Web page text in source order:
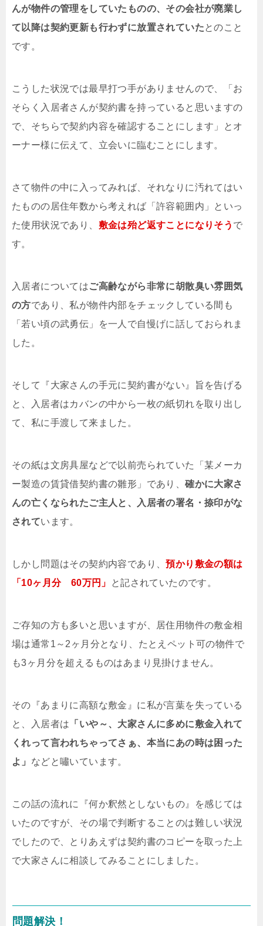
んが物件の管理をしていたものの、その会社が廃業し
て以降は契約更新も行わずに放置されていたとのこと
です。
こうした状況では最早打つ手がありませんので、「お
そらく入居者さんが契約書を持っていると思いますの
で、そちらで契約内容を確認することにします」とオ
ーナー様に伝えて、立会いに臨むことにします。
さて物件の中に入ってみれば、それなりに汚れてはい
たものの居住年数から考えれば「許容範囲内」といっ
た使用状況であり、 敷金は殆ど返すことになりそう で
す。
入居者についてはご高齢ながら非常に胡散臭い雰囲気
の方であり、私が物件内部をチェックしている間も
「若い頃の武勇伝」を一人で自慢げに話しておられま
した。
そして『大家さんの手元に契約書がない』旨を告げる
と、入居者はカバンの中から一枚の紙切れを取り出し
て、私に手渡して来ました。
その紙は文房具屋などで以前売られていた「某メーカ
ー製造の賃貸借契約書の雛形」であり、確かに大家さ
んの亡くなられたご主人と、入居者の署名・捺印がな
されています。
しかし問題はその契約内容であり、預かり敷金の額は
「10ヶ月分 60万円」
と記されていたのです。
ご存知の方も多いと思いますが、居住用物件の敷金相
場は通常1～2ヶ月分となり、たとえペット可の物件で
も3ヶ月分を超えるものはあまり見掛けません。
その『あまりに高額な敷金』に私が言葉を失っている
と、入居者は 「いや～、大家さんに多めに敷金入れて
くれって言われちゃってさぁ、本当にあの時は困った
よ」 などと嘯いています。
この話の流れに『何か釈然としないもの』を感じては
いたのですが、その場で判断することのは難しい状況
でしたので、とりあえずは契約書のコピーを取った上
で大家さんに相談してみることにしました。
問題解決！